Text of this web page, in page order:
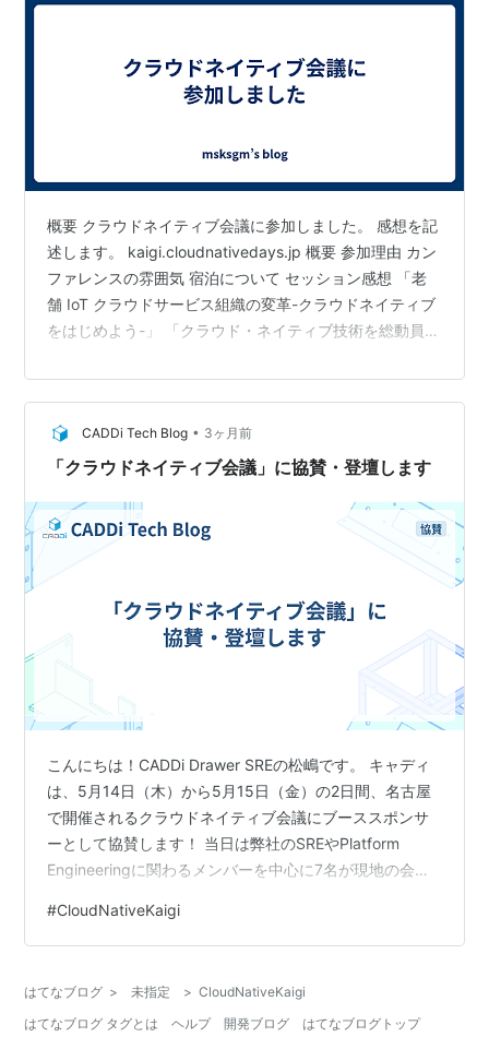
概要 クラウドネイティブ会議に参加しました。 感想を記
述します。 kaigi.cloudnativedays.jp 概要 参加理由 カン
ファレンスの雰囲気 宿泊について セッション感想 「老
舗 IoT クラウドサービス組織の変革-クラウドネイティブ
をはじめよう-」 「クラウド・ネイティブ技術を総動員し
する挑戦」 「Shift Left O11y in Retail - サンエーが実践
する開発への Datadog 活用の最前線」 「ユーザー体験
を可視化する非同期処理の分散トレーシングと SLI 計
測：ジョブキューを跨ぐコンテキスト伝搬の仕組み」 …
CADDi Tech Blog • 3ヶ月前
「クラウドネイティブ会議」に協賛・登壇します
こんにちは！CADDi Drawer SREの松嶋です。 キャディ
は、5月14日（木）から5月15日（金）の2日間、名古屋
で開催されるクラウドネイティブ会議にブーススポンサ
ーとして協賛します！ 当日は弊社のSREやPlatform
Engineeringに関わるメンバーを中心に7名が現地の会場
ていますので、ぜひ弊社のブースに足を運んでいただけ
ると嬉しいです。 協賛の背景 キャディは、「モノづくり
世界最大の産業である製造業向けのAIデータプラットフ
ォームを提供しています。 私たちは、製造業におい…
#CloudNativeKaigi
はてなブログ > 未指定 > CloudNativeKaigi
はてなブログ タグとは
ヘルプ 開発ブログ はてなブログトップ